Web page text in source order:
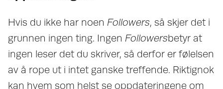
Hvis du ikke har noen Followers, så skjer det i
grunnen ingen ting. Ingen Followersbetyr at
ingen leser det du skriver, så derfor er følelsen
av å rope ut i intet ganske treffende. Riktignok
kan hvem som helst se oppdateringene om